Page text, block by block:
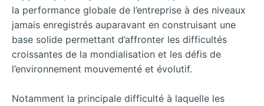
la performance globale de l’entreprise à des niveaux
jamais enregistrés auparavant en construisant une
base solide permettant d’affronter les difficultés
croissantes de la mondialisation et les défis de
l’environnement mouvementé et évolutif.
Notamment la principale difficulté à laquelle les